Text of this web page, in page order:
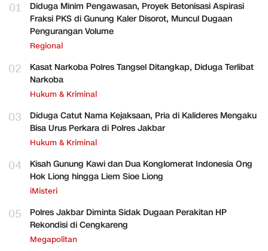
01
Diduga Minim Pengawasan, Proyek Betonisasi Aspirasi
Fraksi PKS di Gunung Kaler Disorot, Muncul Dugaan
Pengurangan Volume
Regional
02
Kasat Narkoba Polres Tangsel Ditangkap, Diduga Terlibat
Narkoba
Hukum & Kriminal
03
Diduga Catut Nama Kejaksaan, Pria di Kalideres Mengaku
Bisa Urus Perkara di Polres Jakbar
Hukum & Kriminal
04
Kisah Gunung Kawi dan Dua Konglomerat Indonesia Ong
Hok Liong hingga Liem Sioe Liong
iMisteri
05
Polres Jakbar Diminta Sidak Dugaan Perakitan HP
Rekondisi di Cengkareng
Megapolitan